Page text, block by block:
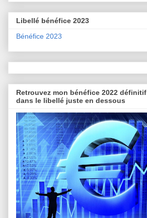
Libellé bénéfice 2023
Bénéfice 2023
Retrouvez mon bénéfice 2022 définitif
dans le libellé juste en dessous